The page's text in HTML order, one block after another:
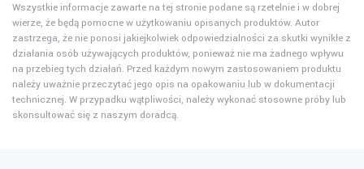
Wszystkie informacje zawarte na tej stronie podane są rzetelnie i w dobrej
wierze, że będą pomocne w użytkowaniu opisanych produktów. Autor
zastrzega, że nie ponosi jakiejkolwiek odpowiedzialności za skutki wynikłe z
działania osób używających produktów, ponieważ nie ma żadnego wpływu
na przebieg tych działań. Przed każdym nowym zastosowaniem produktu
należy uważnie przeczytać jego opis na opakowaniu lub w dokumentacji
technicznej. W przypadku wątpliwości, należy wykonać stosowne próby lub
skonsultować się z naszym doradcą.